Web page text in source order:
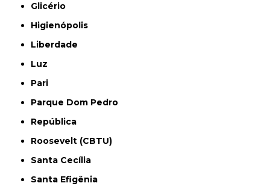
Glicério
Higienópolis
Liberdade
Luz
Pari
Parque Dom Pedro
República
Roosevelt (CBTU)
Santa Cecília
Santa Efigênia